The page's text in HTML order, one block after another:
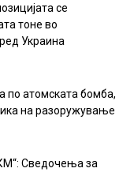
се
тоне во
Украина
по атомската бомба,
на разоружување
Сведочења за